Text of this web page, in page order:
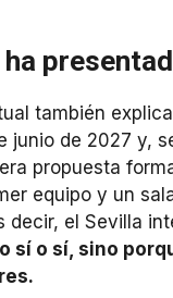
ha
también
junio de 2027 y,
propuesta
equipo y un
decir, el Sevilla
sí o sí, sino